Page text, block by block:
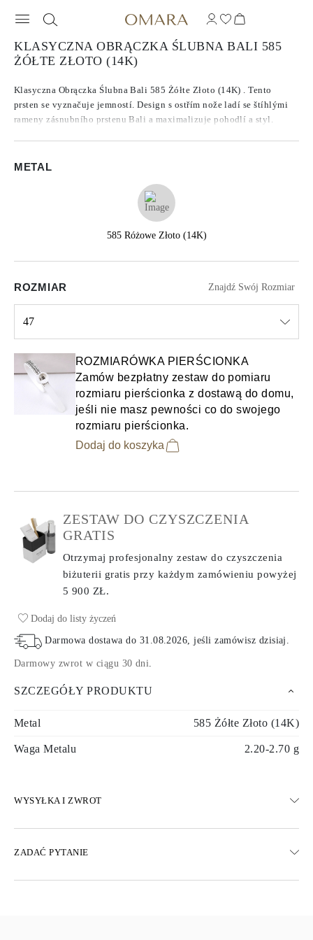
KLASYCZNA OBRĄCZKA ŚLUBNA BALI 585
ŻÓŁTE ZŁOTO (14K)
Klasyczna Obrączka Ślubna Bali 585 Żółte Złoto (14K) . Tento
prsten se vyznačuje jemností. Design s ostřím nože ladí se štíhlými
rameny zásnubního prstenu Bali a maximalizuje pohodlí a styl.
METAL
585 Różowe Złoto (14K)
ROZMIAR Znajdź Swój Rozmiar
47
ROZMIARÓWKA PIERŚCIONKA
Zamów bezpłatny zestaw do pomiaru
rozmiaru pierścionka z dostawą do domu,
jeśli nie masz pewności co do swojego
rozmiaru pierścionka.
Dodaj do koszyka
ZESTAW DO CZYSZCZENIA
GRATIS
Otrzymaj profesjonalny zestaw do czyszczenia
biżuterii gratis przy każdym zamówieniupowyżej
5 900 ZŁ.
Dodaj do listy życzeń
Darmowa dostawa do 31.08.2026, jeśli zamówisz dzisiaj .
Darmowy zwrot w ciągu 30 dni.
SZCZEGÓŁY PRODUKTU
Metal 585 Żółte Złoto (14K)
Waga Metalu 2.20-2.70 g
WYSYŁKA I ZWROT
Dostępne są również opcje dostawy ekspresowej
ZADAĆ PYTANIE